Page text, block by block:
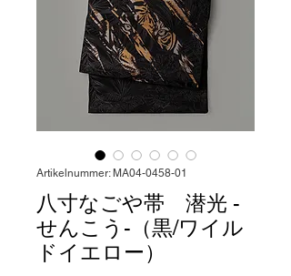
Artikelnummer: MA04-0458-01
八寸なごや帯 潜光 -
せんこう-（黒/ワイル
ドイエロー）